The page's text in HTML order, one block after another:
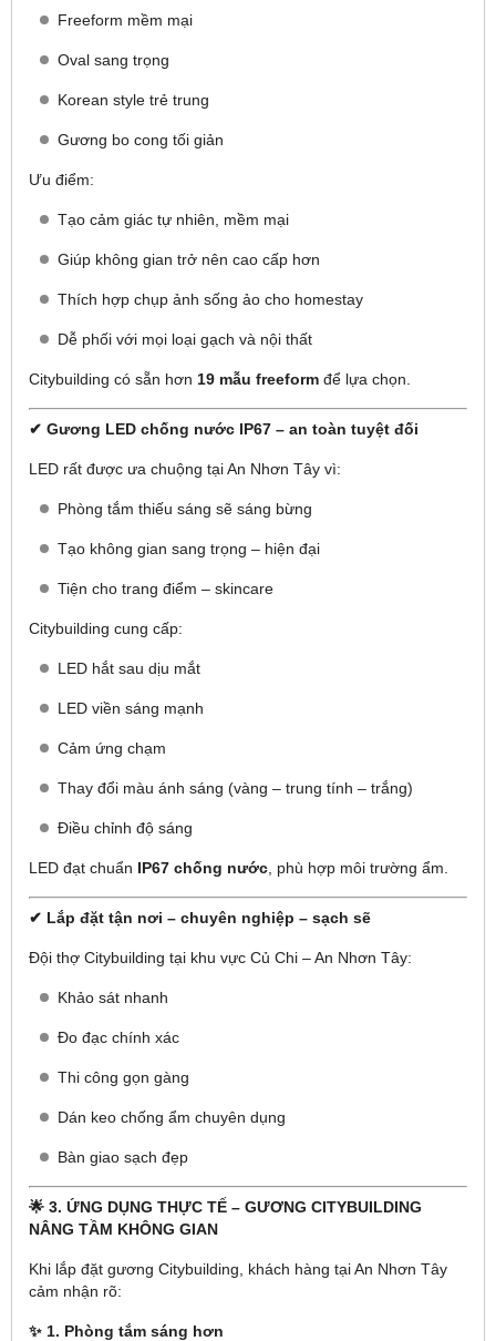
Freeform mềm mại
Oval sang trọng
Korean style trẻ trung
Gương bo cong tối giản
Ưu điểm:
Tạo cảm giác tự nhiên, mềm mại
Giúp không gian trở nên cao cấp hơn
Thích hợp chụp ảnh sống ảo cho homestay
Dễ phối với mọi loại gạch và nội thất
Citybuilding có sẵn hơn 19 mẫu freeform để lựa chọn.
✔ Gương LED chống nước IP67 – an toàn tuyệt đối
LED rất được ưa chuộng tại An Nhơn Tây vì:
Phòng tắm thiếu sáng sẽ sáng bừng
Tạo không gian sang trọng – hiện đại
Tiện cho trang điểm – skincare
Citybuilding cung cấp:
LED hắt sau dịu mắt
LED viền sáng mạnh
Cảm ứng chạm
Thay đổi màu ánh sáng (vàng – trung tính – trắng)
Điều chỉnh độ sáng
LED đạt chuẩn IP67 chống nước , phù hợp môi trường ẩm.
✔ Lắp đặt tận nơi – chuyên nghiệp – sạch sẽ
Đội thợ Citybuilding tại khu vực Củ Chi – An Nhơn Tây:
Khảo sát nhanh
Đo đạc chính xác
Thi công gọn gàng
Dán keo chống ẩm chuyên dụng
Bàn giao sạch đẹp
🌟 3. ỨNG DỤNG THỰC TẾ – GƯƠNG CITYBUILDING
NÂNG TẦM KHÔNG GIAN
Khi lắp đặt gương Citybuilding, khách hàng tại An Nhơn Tây
cảm nhận rõ:
✨ 1. Phòng tắm sáng hơn